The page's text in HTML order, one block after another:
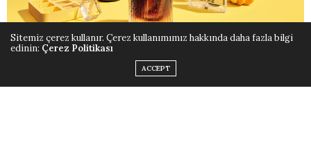
Sitemiz çerez kullanır. Çerez kullanımımız hakkında daha fazla bilgi
edinin: Çerez Politikası
ACCEPT